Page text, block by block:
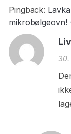
Pingback:
mikrobølgeovn!
30.